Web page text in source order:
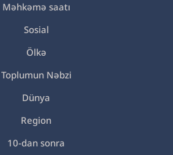
Məhkəmə saatı
Sosial
Ölkə
Toplumun Nəbzi
Dünya
Region
10-dan sonra